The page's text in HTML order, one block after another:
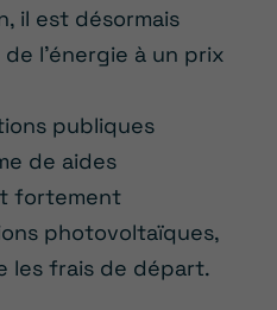
il est désormais
l’énergie à un prix
publiques
de aides
fortement
photovoltaïques,
les frais de départ.